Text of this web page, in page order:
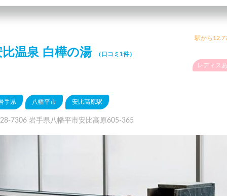
駅から
比温泉 白樺の湯 （口コミ1件）
レディス
手県 八幡平市 安比高原駅
7306 岩手県八幡平市安比高原605-365